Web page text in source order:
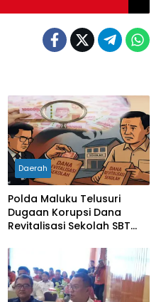
Daerah
Polda Maluku Telusuri
Dugaan Korupsi Dana
Revitalisasi Sekolah SBT
Diperiksa